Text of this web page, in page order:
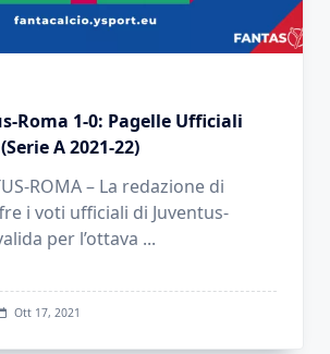
Roma 1-0: Pagelle Ufficiali
A 2021-22)
ROMA – La redazione di
i voti ufficiali di Juventus-
per l’ottava ...
Ott 17, 2021